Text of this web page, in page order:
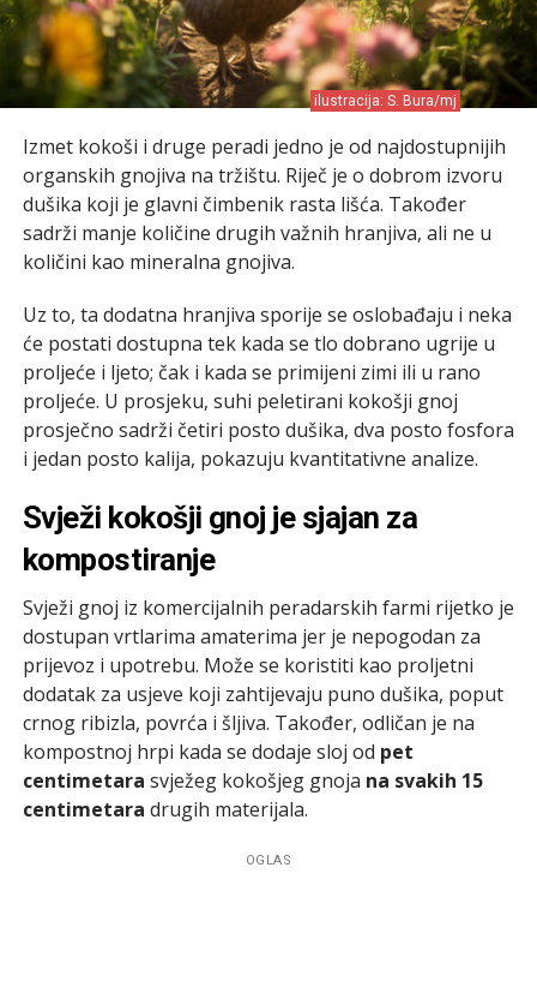
ilustracija: S. Bura/mj
Izmet kokoši i druge peradi jedno je od najdostupnijih
organskih gnojiva na tržištu. Riječ je o dobrom izvoru
dušika koji je glavni čimbenik rasta lišća. Također
sadrži manje količine drugih važnih hranjiva, ali ne u
količini kao mineralna gnojiva.
Uz to, ta dodatna hranjiva sporije se oslobađaju i neka
će postati dostupna tek kada se tlo dobrano ugrije u
proljeće i ljeto; čak i kada se primijeni zimi ili u rano
proljeće. U prosjeku, suhi peletirani kokošji gnoj
prosječno sadrži četiri posto dušika, dva posto fosfora
i jedan posto kalija, pokazuju kvantitativne analize.
Svježi kokošji gnoj je sjajan za
kompostiranje
Svježi gnoj iz komercijalnih peradarskih farmi rijetko je
dostupan vrtlarima amaterima jer je nepogodan za
prijevoz i upotrebu. Može se koristiti kao proljetni
dodatak za usjeve koji zahtijevaju puno dušika, poput
crnog ribizla, povrća i šljiva. Također, odličan je na
kompostnoj hrpi kada se dodaje sloj od pet
centimetara svježeg kokošjeg gnoja na svakih 15
centimetara drugih materijala.
OGLAS